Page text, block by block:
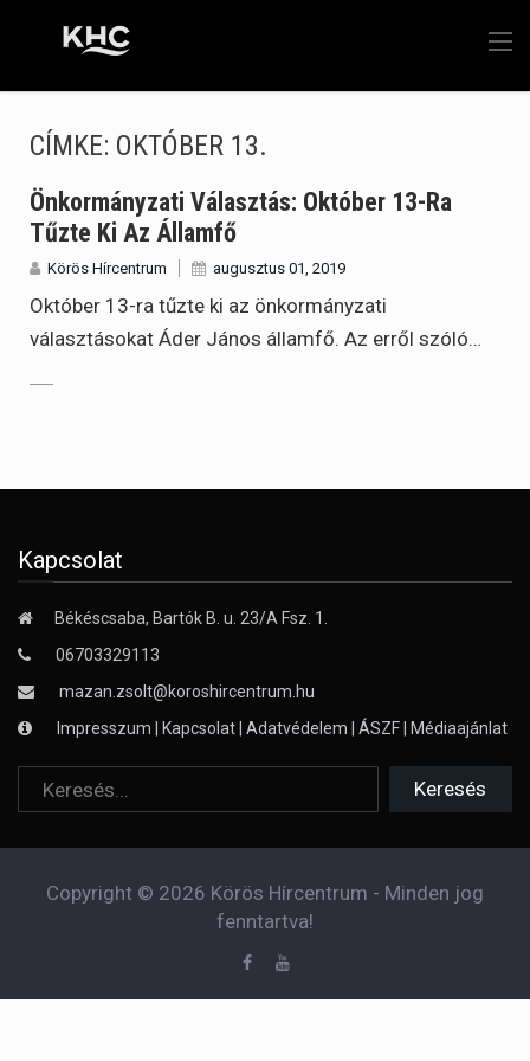
CÍMKE: OKTÓBER 13.
Önkormányzati Választás: Október 13-Ra
Tűzte Ki Az Államfő
Körös Hírcentrum augusztus 01, 2019
Október 13-ra tűzte ki az önkormányzati
választásokat Áder János államfő. Az erről szóló…
Kapcsolat
Békéscsaba, Bartók B. u. 23/A Fsz. 1.
06703329113
mazan.zsolt@koroshircentrum.hu
Impresszum
Kapcsolat Adatvédelem ÁSZF Médiaajánlat
Copyright © 2026 Körös Hírcentrum - Minden jog
fenntartva!